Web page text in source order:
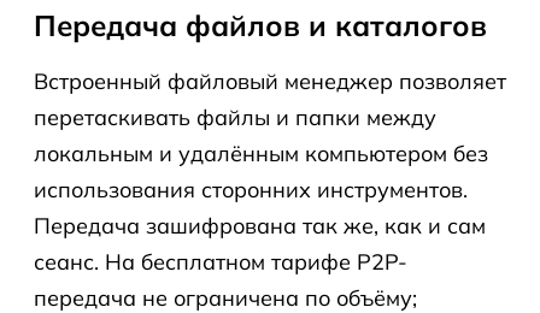
Передача файлов и каталогов
Встроенный файловый менеджер позволяет
перетаскивать файлы и папки между
локальным и удалённым компьютером без
использования сторонних инструментов.
Передача зашифрована так же, как и сам
сеанс. На бесплатном тарифе P2P-
передача не ограничена по объёму;